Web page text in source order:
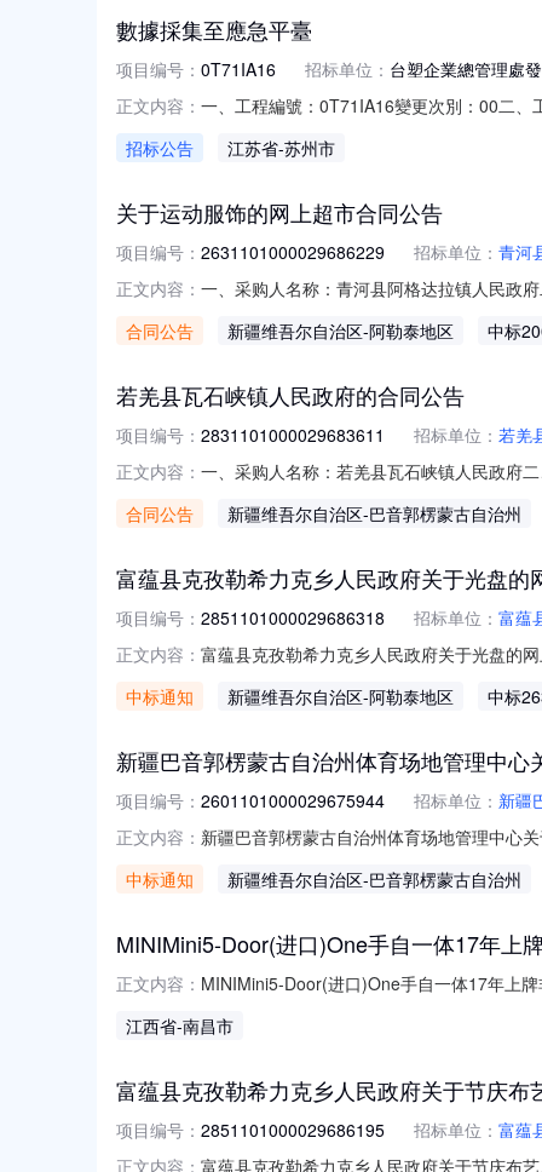
數據採集至應急平臺
项目编号： 0T71IA16 招标单位： 台塑企業總管理處
正文内容： 一、工程編號：0T71IA16變更次別：00二
連線應急平臺，廠商帶料施工。三、擬請
招标公告 江苏省-苏州市
关于运动服饰的网上超市合同公告
项目编号： 2631101000029686229 招标单位： 青河
正文内容： 一、采购人名称：青河县阿格达拉镇人民政
要求或标的基本概况：七、其它事项：无
合同公告 新疆维吾尔自治区-阿勒泰地区 中标
若羌县瓦石峡镇人民政府的合同公告
项目编号： 2831101000029683611 招标单位： 若羌
正文内容： 一、采购人名称：若羌县瓦石峡镇人民政府
服务要求或标的基本概况：七、其它事项
合同公告 新疆维吾尔自治区-巴音郭楞蒙古自治州
富蕴县克孜勒希力克乡人民政府关于光盘的
项目编号： 2851101000029686318 招标单位： 富蕴
正文内容： 富蕴县克孜勒希力克乡人民政府关于光盘的
行政区划编码:654322项目所在行政区划名
中标通知 新疆维吾尔自治区-阿勒泰地区 中标
新疆巴音郭楞蒙古自治州体育场地管理中
项目编号： 2601101000029675944 招标单位： 新疆
正文内容： 新疆巴音郭楞蒙古自治州体育场地管理中心
联系电话:/采购计划文号:采购计划金额（元
中标通知 新疆维吾尔自治区-巴音郭楞蒙古自治州
MINIMini5-Door(进口)One手自一体17年上
正文内容： MINIMini5-Door(进口)One手自一体17年上
识别代号VINWMWXS1103J2G93116重大
江西省-南昌市
富蕴县克孜勒希力克乡人民政府关于节庆
项目编号： 2851101000029686195 招标单位： 富蕴
正文内容： 富蕴县克孜勒希力克乡人民政府关于节庆布